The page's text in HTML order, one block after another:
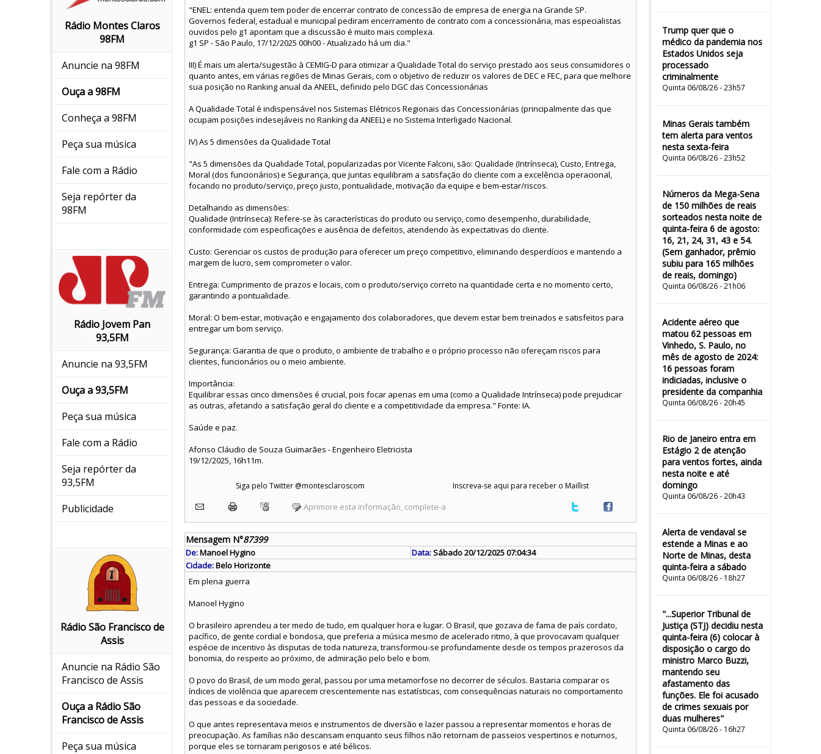
Rádio Montes Claros
98FM
Anuncie na 98FM
Ouça a 98FM
Conheça a 98FM
Peça sua música
Fale com a Rádio
Seja repórter da
98FM
Rádio Jovem Pan
93,5FM
Anuncie na 93,5FM
Ouça a 93,5FM
Peça sua música
Fale com a Rádio
Seja repórter da
93,5FM
Publicidade
Rádio São Francisco de
Assis
Anuncie na Rádio São
Francisco de Assis
Ouça a Rádio São
Francisco de Assis
Peça sua música
Trump quer que o
médico da pandemia nos
Estados Unidos seja
processado
criminalmente
Quinta 06/08/26 - 23h57
Minas Gerais também
tem alerta para ventos
nesta sexta-feira
Quinta 06/08/26 - 23h52
Números da Mega-Sena
de 150 milhões de reais
sorteados nesta noite de
quinta-feira 6 de agosto:
16, 21, 24, 31, 43 e 54.
(Sem ganhador, prêmio
subiu para 165 milhões
de reais, domingo)
Quinta 06/08/26 - 21h06
Acidente aéreo que
matou 62 pessoas em
Vinhedo, S. Paulo, no
mês de agosto de 2024:
16 pessoas foram
indiciadas, inclusive o
presidente da companhia
Quinta 06/08/26 - 20h45
Rio de Janeiro entra em
Estágio 2 de atenção
para ventos fortes, ainda
nesta noite e até
domingo
Quinta 06/08/26 - 20h43
Alerta de vendaval se
estende a Minas e ao
Norte de Minas, desta
quinta-feira a sábado
Quinta 06/08/26 - 18h27
"...Superior Tribunal de
Justiça (STJ) decidiu nesta
quinta-feira (6) colocar à
disposição o cargo do
ministro Marco Buzzi,
mantendo seu
afastamento das
funções. Ele foi acusado
de crimes sexuais por
duas mulheres"
Quinta 06/08/26 - 16h27
"ENEL: entenda quem tem poder de encerrar contrato de concessão de empresa de energia na Grande SP.
Governos federal, estadual e municipal pediram encerramento de contrato com a concessionária, mas especialistas
ouvidos pelo g1 apontam que a discussão é muito mais complexa.
g1 SP - São Paulo, 17/12/2025 00h00 - Atualizado há um dia."
III) É mais um alerta/sugestão à CEMIG-D para otimizar a Qualidade Total do serviço prestado aos seus consumidores o
quanto antes, em várias regiões de Minas Gerais, com o objetivo de reduzir os valores de DEC e FEC, para que melhore
sua posição no Ranking anual da ANEEL, definido pelo DGC das Concessionárias
A Qualidade Total é indispensável nos Sistemas Elétricos Regionais das Concessionárias (principalmente das que
ocupam posições indesejáveis no Ranking da ANEEL) e no Sistema Interligado Nacional.
IV) As 5 dimensões da Qualidade Total
"As 5 dimensões da Qualidade Total, popularizadas por Vicente Falconi, são: Qualidade (Intrínseca), Custo, Entrega,
Moral (dos funcionários) e Segurança, que juntas equilibram a satisfação do cliente com a excelência operacional,
focando no produto/serviço, preço justo, pontualidade, motivação da equipe e bem-estar/riscos.
Detalhando as dimensões:
Qualidade (Intrínseca): Refere-se às características do produto ou serviço, como desempenho, durabilidade,
conformidade com especificações e ausência de defeitos, atendendo às expectativas do cliente.
Custo: Gerenciar os custos de produção para oferecer um preço competitivo, eliminando desperdícios e mantendo a
margem de lucro, sem comprometer o valor.
Entrega: Cumprimento de prazos e locais, com o produto/serviço correto na quantidade certa e no momento certo,
garantindo a pontualidade.
Moral: O bem-estar, motivação e engajamento dos colaboradores, que devem estar bem treinados e satisfeitos para
entregar um bom serviço.
Segurança: Garantia de que o produto, o ambiente de trabalho e o próprio processo não ofereçam riscos para
clientes, funcionários ou o meio ambiente.
Importância:
Equilibrar essas cinco dimensões é crucial, pois focar apenas em uma (como a Qualidade Intrínseca) pode prejudicar
as outras, afetando a satisfação geral do cliente e a competitividade da empresa." Fonte: IA.
Saúde e paz.
Afonso Cláudio de Souza Guimarães - Engenheiro Eletricista
19/12/2025, 16h11m.
Siga pelo Twitter @montesclaroscom Inscreva-se aqui para receber o Maillist
Aprimore esta informação, complete-a
Mensagem N°87399
De:Manoel Hygino Data:Sábado 20/12/2025 07:04:34
Cidade:Belo Horizonte
Em plena guerra
Manoel Hygino
O brasileiro aprendeu a ter medo de tudo, em qualquer hora e lugar. O Brasil, que gozava de fama de país cordato,
pacífico, de gente cordial e bondosa, que preferia a música mesmo de acelerado ritmo, à que provocavam qualquer
espécie de incentivo às disputas de toda natureza, transformou-se profundamente desde os tempos prazerosos da
bonomia, do respeito ao próximo, de admiração pelo belo e bom.
O povo do Brasil, de um modo geral, passou por uma metamorfose no decorrer de séculos. Bastaria comparar os
índices de violência que aparecem crescentemente nas estatísticas, com consequências naturais no comportamento
das pessoas e da sociedade.
O que antes representava meios e instrumentos de diversão e lazer passou a representar momentos e horas de
preocupação. As famílias não descansam enquanto seus filhos não retornam de passeios vespertinos e noturnos,
porque eles se tornaram perigosos e até bélicos.